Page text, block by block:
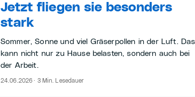
Jetzt fliegen sie besonders
stark
Sommer, Sonne und viel Gräserpollen in der Luft. Das
kann nicht nur zu Hause belasten, sondern auch bei
der Arbeit.
24.06.2026 · 3 Min. Lesedauer